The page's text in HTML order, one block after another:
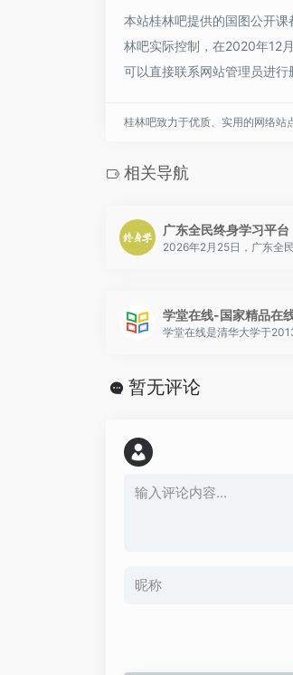
本站桂林吧提供的国图公开
林吧实际控制，在2020年12
可以直接联系网站管理员进行
桂林吧致力于优质、实用的网络站
相关导航
广东全民终身学习平台
2026年2月25日，广东全
学堂在线-国家精品在
学堂在线是清华大学于
暂无评论